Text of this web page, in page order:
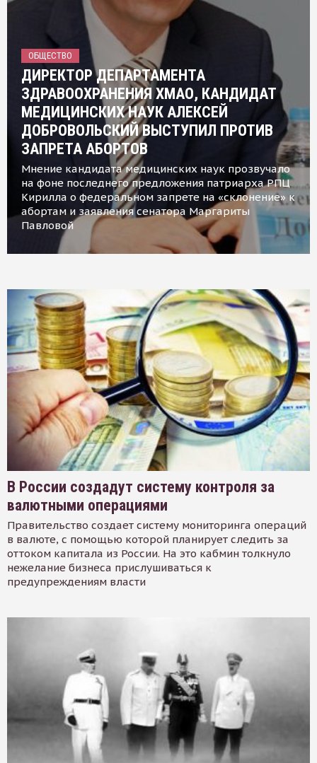
ОБЩЕСТВО
ДИРЕКТОР ДЕПАРТАМЕНТА
ЗДРАВООХРАНЕНИЯ ХМАО, КАНДИДАТ
МЕДИЦИНСКИХ НАУК АЛЕКСЕЙ
ДОБРОВОЛЬСКИЙ ВЫСТУПИЛ ПРОТИВ
ЗАПРЕТА АБОРТОВ
Мнение кандидата медицинских наук прозвучало
на фоне последнего предложения патриарха РПЦ
Кирилла о федеральном запрете на «склонение» к
абортам и заявления сенатора Маргариты
Павловой
В России создадут систему контроля за
валютными операциями
Правительство создает систему мониторинга операций
в валюте, с помощью которой планирует следить за
оттоком капитала из России. На это кабмин толкнуло
нежелание бизнеса прислушиваться к
предупреждениям власти